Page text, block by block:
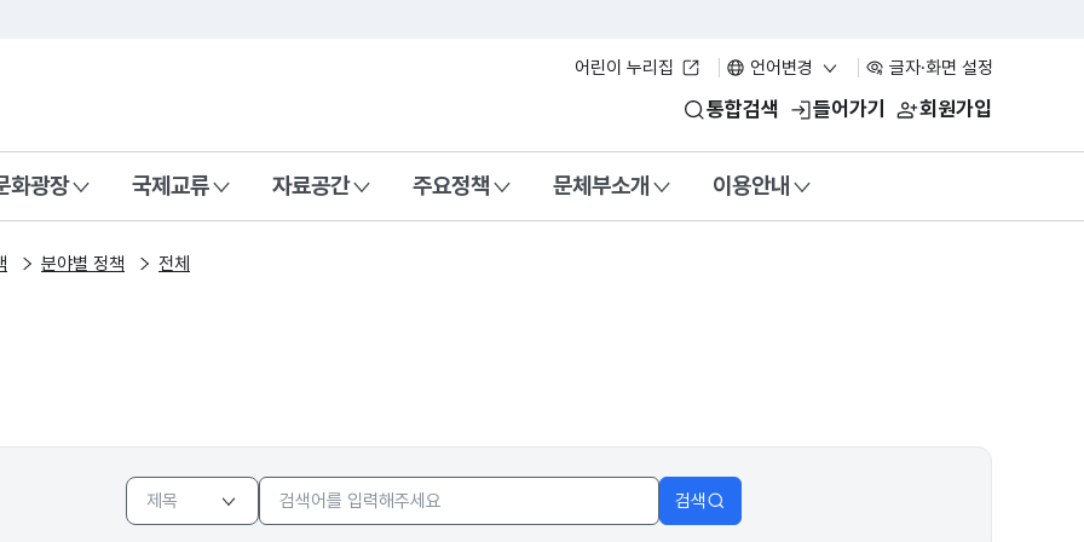
어린이 누리집 언어변경 글자·화면 설정
통합검색 들어가기 회원가입
화광장 국제교류 자료공간 주요정책 문체부소개 이용안내
분야별 정책 전체
검색